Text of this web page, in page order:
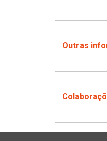
Outras